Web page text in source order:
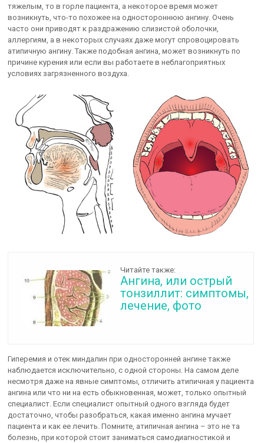
тяжелым, то в горле пациента, а некоторое время может
возникнуть, что-то похожее на одностороннюю ангину. Очень
часто они приводят к раздражению слизистой оболочки,
аллергиям, а в некоторых случаях даже могут спровоцировать
атипичную ангину. Также подобная ангина, может возникнуть по
причине курения или если вы работаете в неблагоприятных
условиях загрязненного воздуха.
Читайте также:
Ангина, или острый
тонзиллит: симптомы,
лечение, фото
Гиперемия и отек миндалин при односторонней ангине также
наблюдается исключительно, с одной стороны. На самом деле
несмотря даже на явные симптомы, отличить атипичная у пациента
ангина или что ни на есть обыкновенная, может, только опытный
специалист. Если специалист опытный одного взгляда будет
достаточно, чтобы разобраться, какая именно ангина мучает
пациента и как ее лечить. Помните, атипичная ангина – это не та
болезнь, при которой стоит заниматься самодиагностикой и